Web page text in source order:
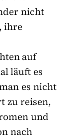
nicht
ihre
auf
läuft es
es nicht
zu reisen,
und
nach